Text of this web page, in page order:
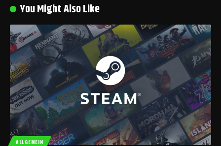
You Might Also Like
ALLGEMEIN